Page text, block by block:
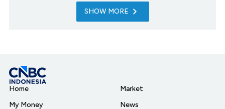
SHOW MORE
Home
My Money
Market
News